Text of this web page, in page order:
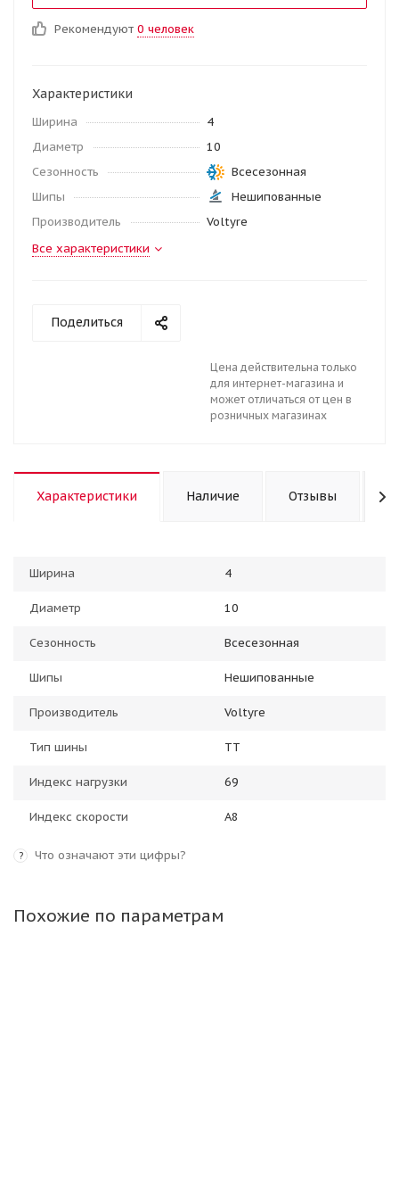
Рекомендуют 0 человек
Характеристики
Ширина
4
Диаметр
10
Сезонность
Всесезонная
Шипы
Нешипованные
Производитель
Voltyre
Все характеристики
Поделиться
Цена действительна только
для интернет-магазина и
может отличаться от цен в
розничных магазинах
Характеристики Наличие Отзывы
Ширина 4
Диаметр 10
Сезонность Всесезонная
Шипы Нешипованные
Производитель Voltyre
Тип шины TT
Индекс нагрузки 69
Индекс скорости A8
? Что означают эти цифры?
Похожие по параметрам